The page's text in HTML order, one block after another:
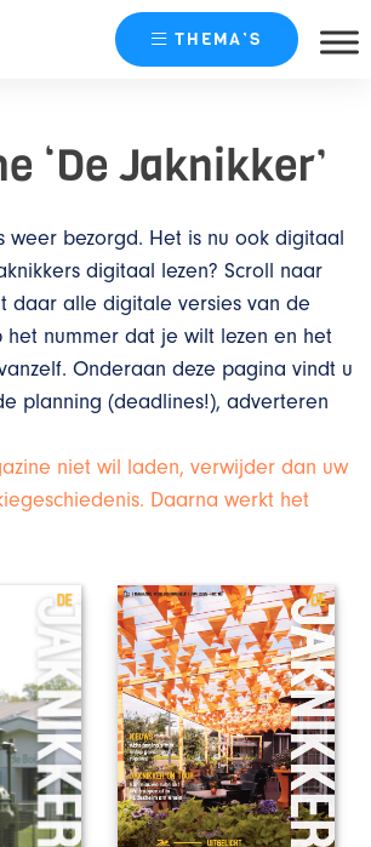
THEMA’S
‘De Jaknikker’
weer bezorgd. Het is nu ook digitaal
digitaal lezen? Scroll naar
daar alle digitale versies van de
het nummer dat je wilt lezen en het
Onderaan deze pagina vindt u
planning (deadlines!), adverteren
niet wil laden, verwijder dan uw
Daarna werkt het